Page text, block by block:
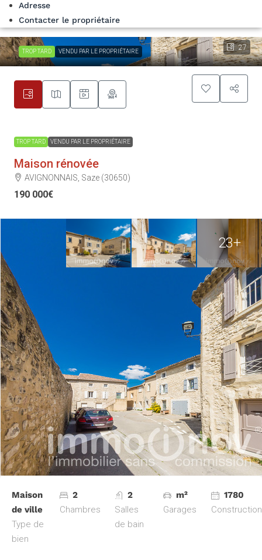
Adresse
Contacter le propriétaire
27
TROP TARD VENDU PAR LE PROPRIÉTAIRE
TROP TARD VENDU PAR LE PROPRIÉTAIRE
Maison rénovée
AVIGNONNAIS, Saze (30650)
190 000€
23+
Maison
de ville
Type de
bien
2
Chambres
2
Salles
de bain
m²
Garages
1780
Construction